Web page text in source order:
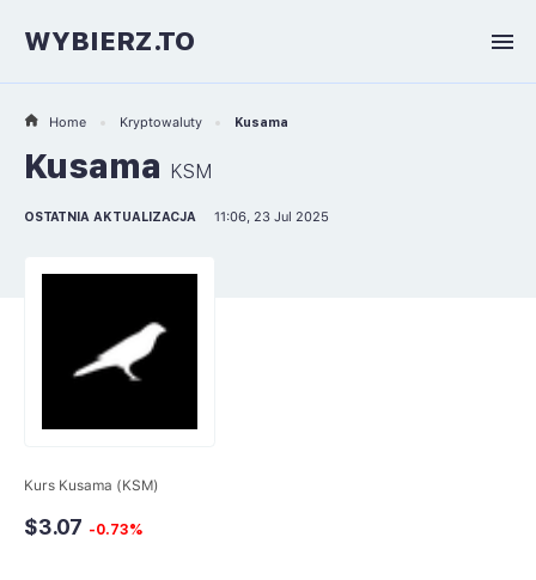
WYBIERZ.TO
Home Kryptowaluty Kusama
Kusama KSM
OSTATNIA AKTUALIZACJA 11:06, 23 Jul 2025
Kurs Kusama (KSM)
$3.07 -0.73%